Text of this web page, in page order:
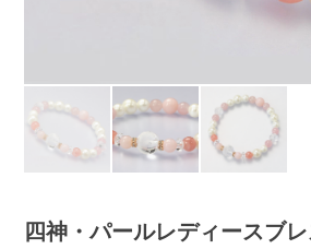
四神・パールレディースブ